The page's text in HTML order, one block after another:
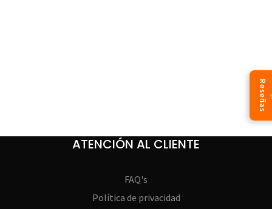
ATENCIÓN AL CLIENTE
FAQ's
Política de privacidad
Reseñas